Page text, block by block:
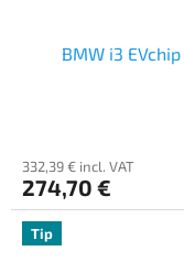
BMW i3
332,39 € incl. VAT
274,70 €
Tip